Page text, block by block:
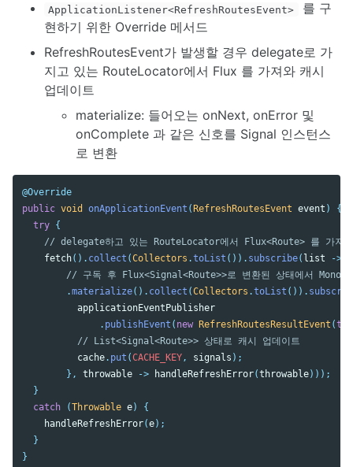
ApplicationListener<RefreshRoutesEvent>
를 구
현하기 위한 Override 메서드
RefreshRoutesEvent가 발생할 경우 delegate로 가
지고 있는 RouteLocator에서 Flux 를 가져와 캐시
업데이트
materialize: 들어오는 onNext, onError 및
onComplete 과 같은 신호를 Signal 인스턴스
로 변환
@Override
public void onApplicationEvent ( RefreshRoutesEvent event )
{
try {
// delegate하고 있는 RouteLocator에서 Flux<Route> 를 가져
fetch(). collect (Collectors .toList ()). subscribe( list ->
// 구독 후 Flux<Signal<Route>>로 변환된 상태에서
.materialize(). collect (Collectors .toList ()).
applicationEventPublisher
. publishEvent ( new RefreshRoutesResultEvent (
// List<Signal<Route>> 상태로 캐시 업데이트
cache. put (CACHE_KEY, signals );
},
throwable -> handleRefreshError(throwable)));
}
catch
(Throwable e)
{
handleRefreshError(e);
}
}